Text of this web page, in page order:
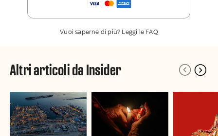
Vuoi saperne di più? Leggi le FAQ
Altri articoli da Insider